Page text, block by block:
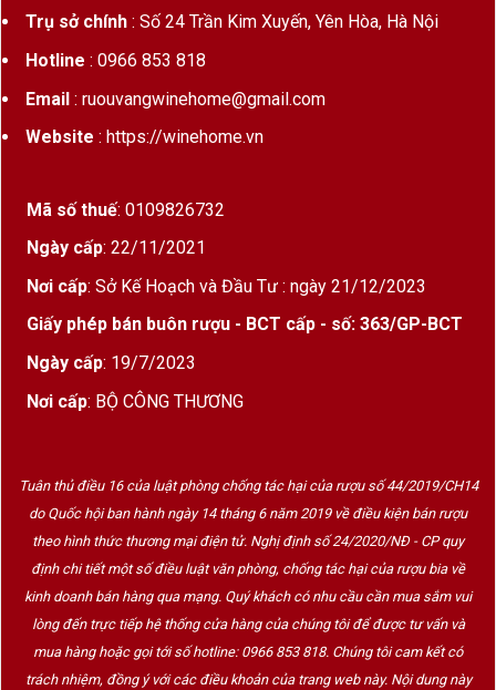
Penfolds bắt đầu với việc sản xuất các loại rượu cường hóa
như sherry và port, phục vụ mục đích y học.
phát triển nhà máy rượu, đưa Penfolds trở thành một trong
Một bước ngoặt quan trọng là vào những năm 1950, khi nhà
làm rượu Max Schubert tạo ra
Penfolds Grange , một loại
rượu vang đỏ cao cấp kết hợp giữa Shiraz và Cabernet
Sauvignon, được ủ trong thùng gỗ sồi mới của Mỹ. Grange
nhanh chóng trở thành biểu tượng của rượu vang Úc và được
quốc tế công nhận.
Vườn nho và sản xuất rượu vang Penfolds
Trụ sở chính: Số 24 Trần Kim Xuyến, Yên Hòa, Hà Nội
Hotline : 0966 853 818
Email: ruouvangwinehome@gmail.com
Website : https://winehome.vn
Mã số thuế: 0109826732
Ngày cấp: 22/11/2021
Nơi cấp: Sở Kế Hoạch và Đầu Tư : ngày 21/12/2023
Giấy phép bán buôn rượu - BCT cấp - số: 363/GP-BCT
Ngày cấp: 19/7/2023
Nơi cấp: BỘ CÔNG THƯƠNG
Tuân thủ điều 16 của luật phòng chống tác hại của rượu số 44/2019/CH14
do Quốc hội ban hành ngày 14 tháng 6 năm 2019 về điều kiện bán rượu
theo hình thức thương mại điện tử. Nghị định số 24/2020/NĐ - CP quy
định chi tiết một số điều luật văn phòng, chống tác hại của rượu bia về
kinh doanh bán hàng qua mạng. Quý khách có nhu cầu cần mua sắm vui
lòng đến trực tiếp hệ thống cửa hàng của chúng tôi để được tư vấn và
mua hàng hoặc gọi tới số hotline: 0966 853 818. Chúng tôi cam kết có
trách nhiệm, đồng ý với các điều khoản của trang web này. Nội dung này